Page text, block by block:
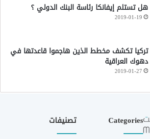
هل تستلم إيفانكا رئاسة البنك الدولي ؟
2019-01-19
تركيا تكشف مخطط الذين هاجموا قاعدتها في
دهوك العراقية
2019-01-27
Categories تصنيفات